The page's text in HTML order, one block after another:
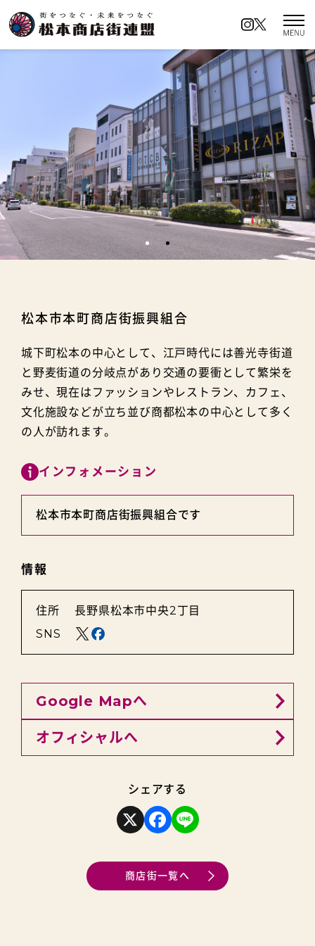
商店街の名前の由来
イベントカレンダー
ロケーションアクセス
商店街イチオシの名所
松本市本町商店街振興組合
城下町松本の中心として、江戸時代には善光寺街道
と野麦街道の分岐点があり交通の要衝として繁栄を
みせ、現在はファッションやレストラン、カフェ、
文化施設などが立ち並び商都松本の中心として多く
の人が訪れます。
インフォメーション
松本市本町商店街振興組合です
情報
住所
長野県松本市中央2丁目
SNS
Google Mapへ
オフィシャルへ
シェアする
X
F
a
c
o
k
i
商店街一覧へ